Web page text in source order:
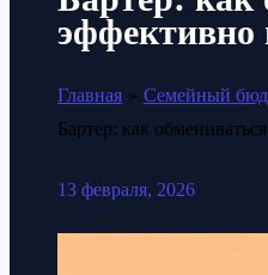
эффективно
Главная
Семейный
Бартер: как
13 февраля, 2026